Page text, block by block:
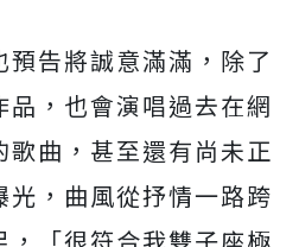
告將誠意滿滿， 除了
， 也會演唱過去在網
曲， 甚至還有尚未正
，曲風從抒情一路跨
，「很符合我雙子座極